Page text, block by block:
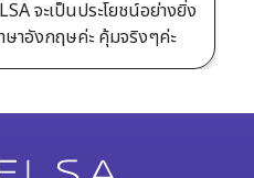
จะเป็นประโยชน์อย่างยิ่ง
าอังกฤษค่ะ คุ้มจริงๆค่ะ